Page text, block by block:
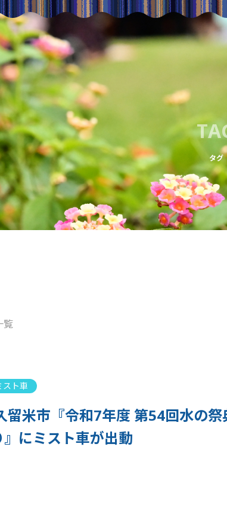
タグ
覧
スト車
留米市『令和7年度 第54回水の
』にミスト車が出動